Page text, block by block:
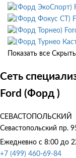
Показать все
Сеть
Ford (Форд )
СЕВАСТОПОЛЬСКИЙ
Севастопольский пр.
Ежедневно с 8:00 до
+7 (499) 460-69-84